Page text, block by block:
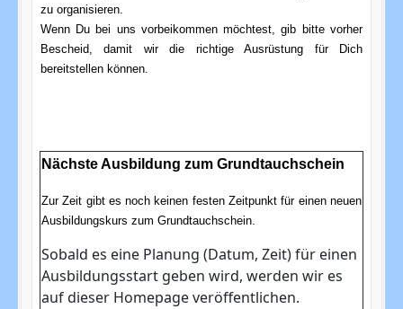
zu organisieren.
Wenn Du bei uns vorbeikommen möchtest, gib bitte vorher
Bescheid, damit wir die richtige Ausrüstung für Dich
bereitstellen können.
Nächste Ausbildung zum Grundtauchschein
Zur Zeit gibt es noch keinen festen Zeitpunkt für einen neuen
Ausbildungskurs zum Grundtauchschein.
Sobald es eine Planung (Datum, Zeit) für einen
Ausbildungsstart geben wird, werden wir es
auf dieser Homepage veröffentlichen.